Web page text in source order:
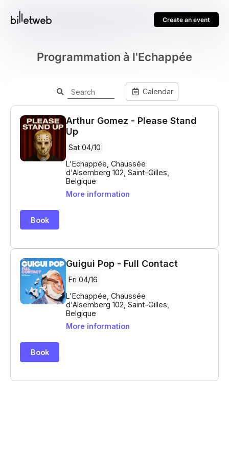
Create an event
Programmation à l'Echappée